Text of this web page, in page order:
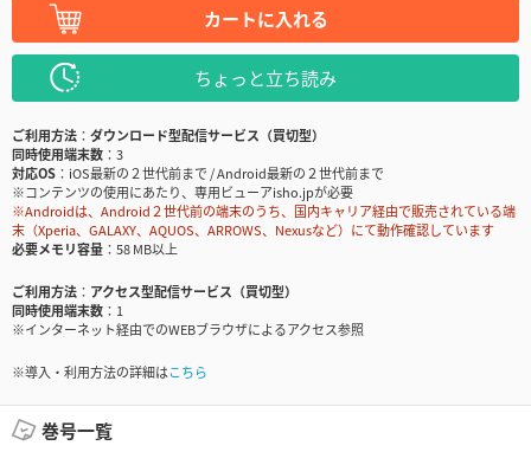
カートに入れる
ちょっと立ち読み
ご利用方法
ダウンロード型配信サービス（買切型）
同時使用端末数
3
対応OS
iOS最新の２世代前まで / Android最新の２世代前まで
※コンテンツの使用にあたり、専用ビューアisho.jpが必要
※Androidは、Android２世代前の端末のうち、国内キャリア経由で販売されている端
末（Xperia、GALAXY、AQUOS、ARROWS、Nexusなど）にて動作確認しています
必要メモリ容量
58 MB以上
ご利用方法
アクセス型配信サービス（買切型）
同時使用端末数
1
※インターネット経由でのWEBブラウザによるアクセス参照
※導入・利用方法の詳細はこちら
巻号一覧